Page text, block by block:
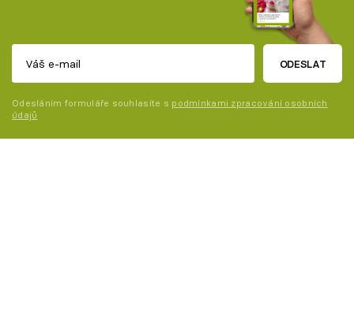
ODESLAT
Odesláním formuláře souhlasíte s podmínkami zpracování osobních
údajů